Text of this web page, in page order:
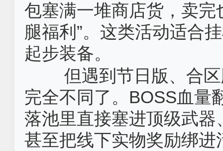
包塞满一堆商店货，卖完
腿福利”。这类活动适合
起步装备。
但遇到节日版、合
完全不同了。BOSS血量
落池里直接塞进顶级武
甚至把线下实物奖励绑